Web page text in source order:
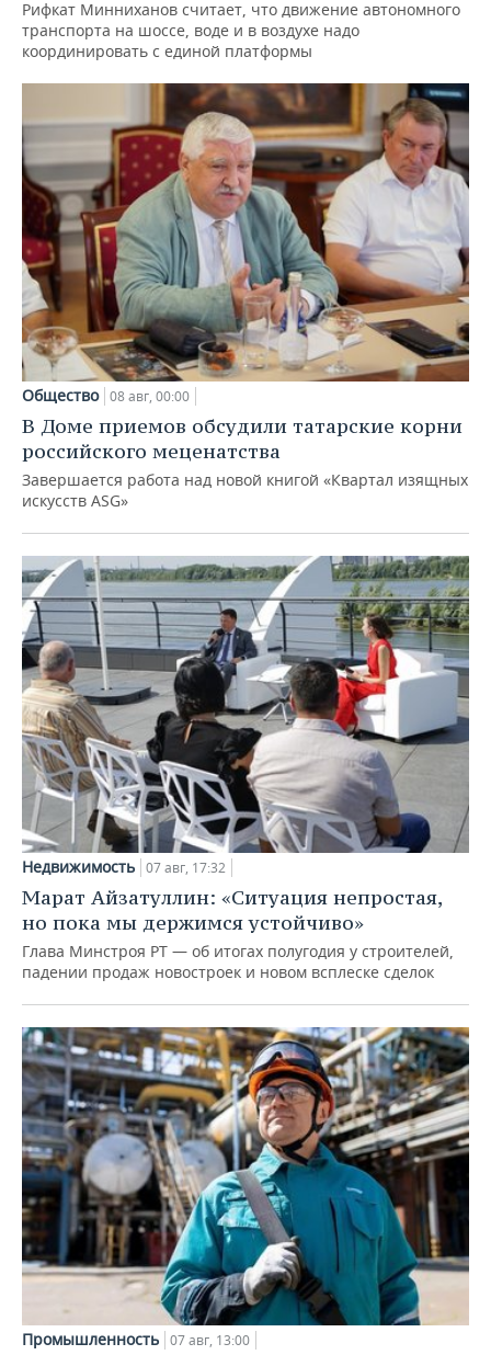
Рифкат Минниханов считает, что движение автономного
транспорта на шоссе, воде и в воздухе надо
координировать с единой платформы
Общество 08 авг, 00:00
В Доме приемов обсудили татарские корни
российского меценатства
Завершается работа над новой книгой «Квартал изящных
искусств ASG»
Недвижимость 07 авг, 17:32
Марат Айзатуллин: «Ситуация непростая,
но пока мы держимся устойчиво»
Глава Минстроя РТ — об итогах полугодия у строителей,
падении продаж новостроек и новом всплеске сделок
Промышленность 07 авг, 13:00